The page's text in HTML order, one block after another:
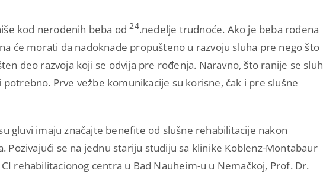
kod nerođenih beba od24.nedelje trudnoće. Ako je beba rođena
će morati da nadoknade propušteno u razvoju sluha pre nego što
deo razvoja koji se odvija pre rođenja. Naravno, što ranije se sluh
Prve vežbe komunikacije su korisne, čak i pre slušne
gluvi imaju značajte benefite od slušne rehabilitacije nakon
Pozivajući se na jednu stariju studiju sa klinike Koblenz-Montabaur
rehabilitacionog centra u Bad Nauheim-u u Nemačkoj, Prof. Dr.